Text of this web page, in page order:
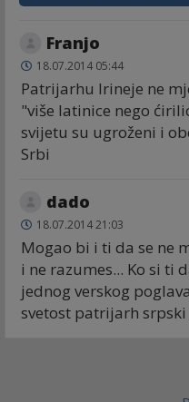
Franjo
18.07.2014 05:44
Patrijarhu Irineje ne
"više latinice nego
svijetu su ugroženi i
Srbi
dado
18.07.2014 21:03
Mogao bi i ti da se ne
i ne razumes... Ko si ti
jednog verskog
svetost patrijarh